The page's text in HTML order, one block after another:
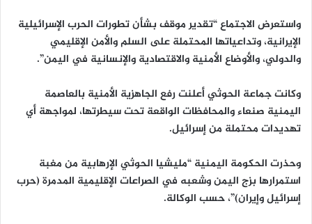
واستعرض الاجتماع “تقدير موقف بشأن تطورات الحرب الإسرائيلية
الإيرانية، وتداعياتها المحتملة على السلم والأمن الإقليمي
والدولي، والأوضاع الأمنية والاقتصادية والإنسانية في اليمن”.
وكانت جماعة الحوثي أعلنت رفع الجاهزية الأمنية بالعاصمة
اليمنية صنعاء والمحافظات الواقعة تحت سيطرتها، لمواجهة أي
تهديدات محتملة من إسرائيل.
وحذرت الحكومة اليمنية “مليشيا الحوثي الإرهابية من مغبة
استمرارها بزج اليمن وشعبه في الصراعات الإقليمية المدمرة (حرب
إسرائيل وإيران)”، حسب الوكالة.